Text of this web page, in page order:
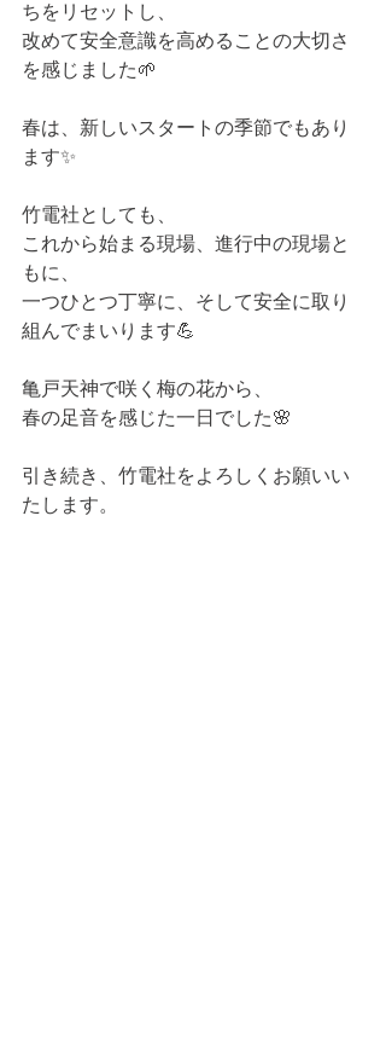
ちをリセットし、
改めて安全意識を高めることの大切さ
を感じました🌱
春は、新しいスタートの季節でもあり
ます✨
竹電社としても、
これから始まる現場、進行中の現場と
もに、
一つひとつ丁寧に、そして安全に取り
組んでまいります💪
亀戸天神で咲く梅の花から、
春の足音を感じた一日でした🌸
引き続き、竹電社をよろしくお願いい
たします。